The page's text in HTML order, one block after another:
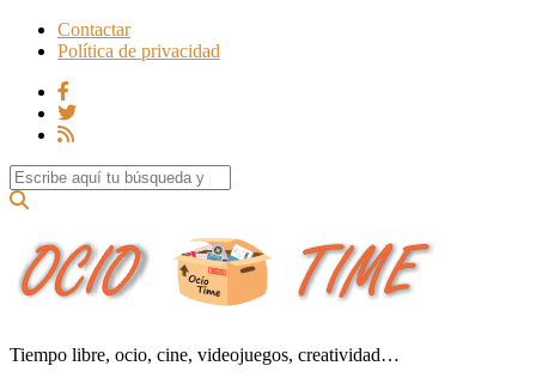
Contactar
Política de privacidad
Search for:
Tiempo libre, ocio, cine, videojuegos, creatividad…